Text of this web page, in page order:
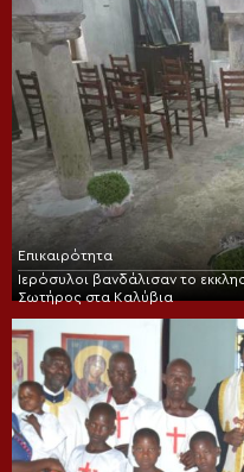
Επικαιρότητα
Ιερόσυλοι βανδάλισαν το
Σωτήρος στα Καλύβια